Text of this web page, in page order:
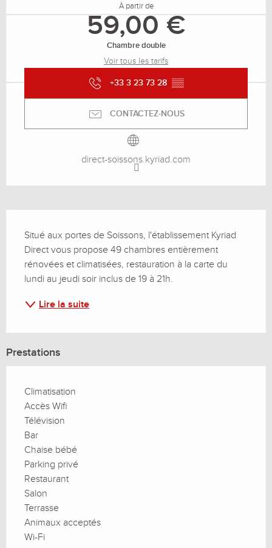
À partir de
59,00 €
Chambre double
Voir tous les tarifs
+33 3 23 73 28 ▒▒
CONTACTEZ-NOUS
direct-soissons.kyriad.com
Situé aux portes de Soissons, l'établissement Kyriad
Direct vous propose 49 chambres entièrement
rénovées et climatisées, restauration à la carte du
lundi au jeudi soir inclus de 19 à 21h.
Lire la suite
Prestations
Climatisation
Accès Wifi
Télévision
Bar
Chaise bébé
Parking privé
Restaurant
Salon
Terrasse
Animaux acceptés
Wi-Fi